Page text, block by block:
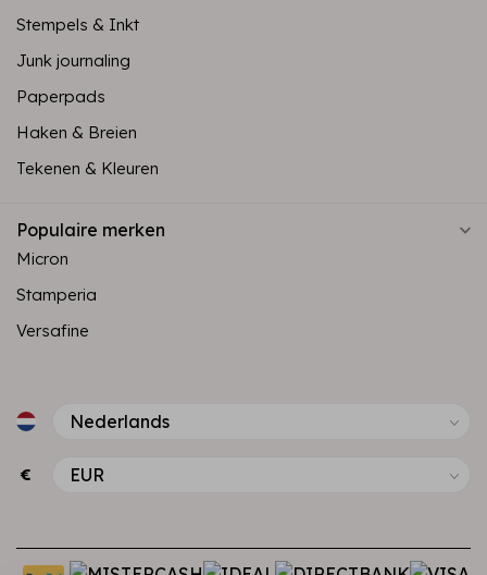
Stempels & Inkt
Junk journaling
Paperpads
Haken & Breien
Tekenen & Kleuren
Populaire merken
Micron
Stamperia
Versafine
€